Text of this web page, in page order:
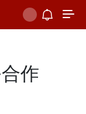
作